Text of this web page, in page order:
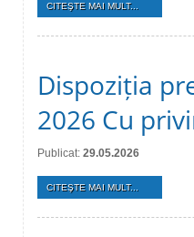
CITEŞTE MAI MULT...
Dispoziția
2026 Cu
Publicat: 29.05.2026
CITEŞTE MAI MULT...